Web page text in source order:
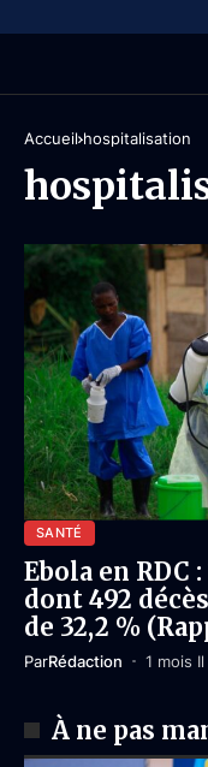
Accueil hospitalisation
SANTÉ
Ebola en RDC
dont 492
de 32,2 %
ParRédaction 1 mois Il
À ne pas